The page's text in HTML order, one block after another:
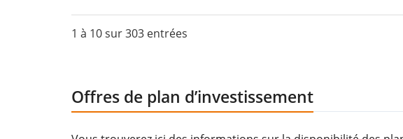
1 à 10 sur 303 entrées
Offres de plan d’investissement